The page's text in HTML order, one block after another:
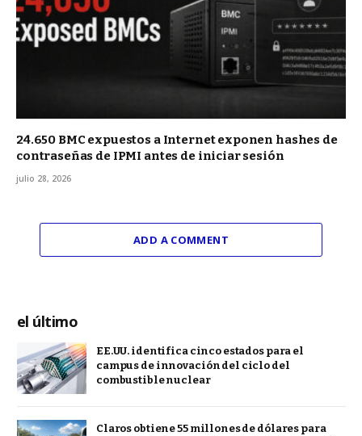
24.650 BMC expuestos a Internet exponen hashes de
contraseñas de IPMI antes de iniciar sesión
julio 28, 2026
ADD A COMMENT
el último
EE.UU. identifica cinco estados para el
campus de innovación del ciclo del
combustible nuclear
Claros obtiene 55 millones de dólares para